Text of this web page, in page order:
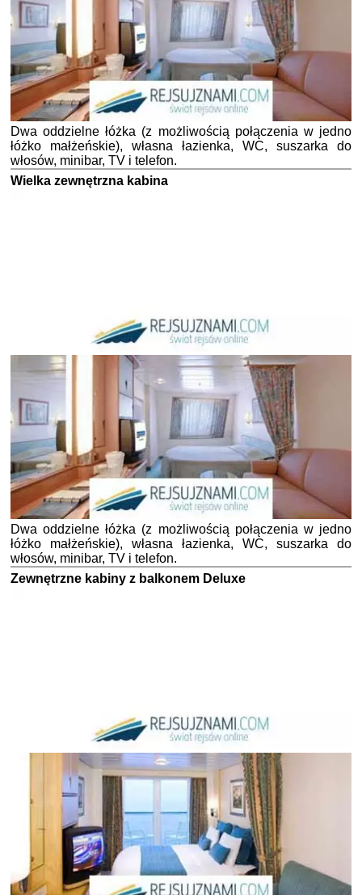
Dwa oddzielne łóżka (z możliwością połączenia w jedno
łóżko małżeńskie), własna łazienka, WC, suszarka do
włosów, minibar, TV i telefon.
Wielka zewnętrzna kabina
Dwa oddzielne łóżka (z możliwością połączenia w jedno
łóżko małżeńskie), własna łazienka, WC, suszarka do
włosów, minibar, TV i telefon.
Zewnętrzne kabiny z balkonem Deluxe